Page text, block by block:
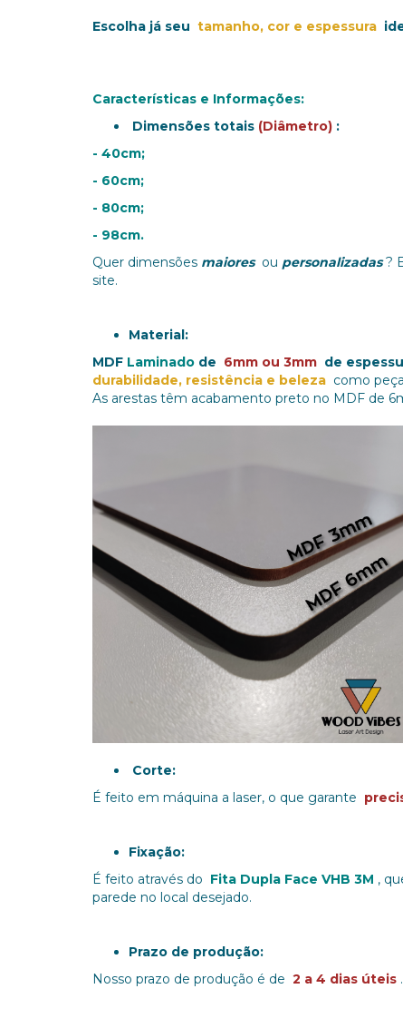
Escolha já seu tamanho, cor e espessura
Características e Informações:
Dimensões totais (Diâmetro) :
- 40cm;
- 60cm;
- 80cm;
- 98cm.
Quer dimensões maioresou personalizadas?
site.
Material:
MDF Laminado de 6mm ou 3mm de
durabilidade, resistência e beleza como
As arestas têm acabamento preto no MDF de
Corte:
É feito em máquina a laser, o que garante
Fixação:
É feito através do Fita Dupla Face VHB 3M ,
parede no local desejado.
Prazo de produção:
Nosso prazo de produção é de 2 a 4 dias úteis .